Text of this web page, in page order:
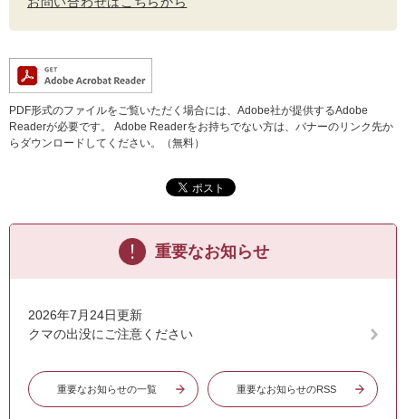
PDF形式のファイルをご覧いただく場合には、Adobe社が提供するAdobe
Readerが必要です。
Adobe Readerをお持ちでない方は、バナーのリンク先か
らダウンロードしてください。（無料）
重要なお知らせ
2026年7月24日更新
クマの出没にご注意ください
重要なお知らせの一覧 重要なお知らせのRSS